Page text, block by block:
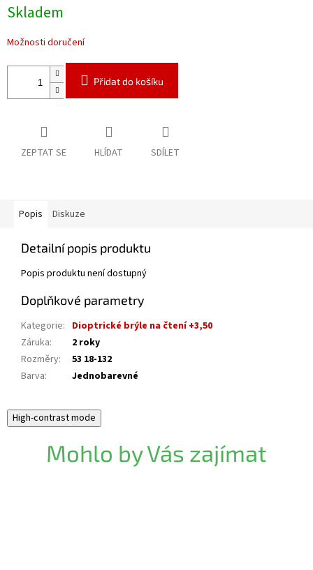
cena:
Skladem
Možnosti doručení
Přidat do košíku
ZEPTAT SE HLÍDAT SDÍLET
Popis Diskuze
Detailní popis produktu
Popis produktu není dostupný
Doplňkové parametry
Kategorie: Dioptrické brýle na čtení +3,50
Záruka:
2 roky
Rozměry:
53 18-132
Barva: Jednobarevné
High-contrast mode
Mohlo by Vás zajímat